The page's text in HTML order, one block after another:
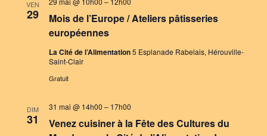
VEN
29
Mois de l’Europe / Ateliers pâtisseries
européennes
La Cité de l’Alimentation5 Esplanade Rabelais, Hérouville-
Saint-Clair
Gratuit
DIM
31
Venez cuisiner à la Fête des Cultures du
31 mai @ 14h00 – 17h00